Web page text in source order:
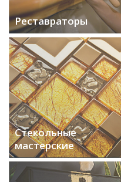
Реставраторы
Стекольные
мастерские